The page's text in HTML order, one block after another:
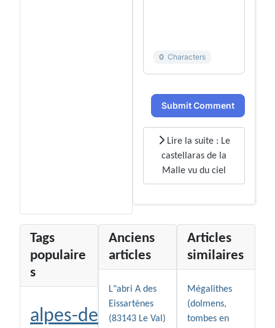
0 Characters
Submit Comment
Lire la suite : Le
castellaras de la
Malle vu du ciel
Tags
populaire
s
alpes-de-
Anciens
articles
L"abri A des
Eissartènes
(83143 Le Val)
Articles
similaires
Mégalithes
(dolmens,
tombes en